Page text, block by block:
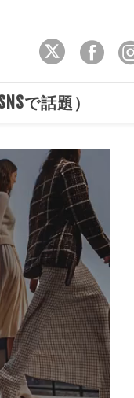
で話題）